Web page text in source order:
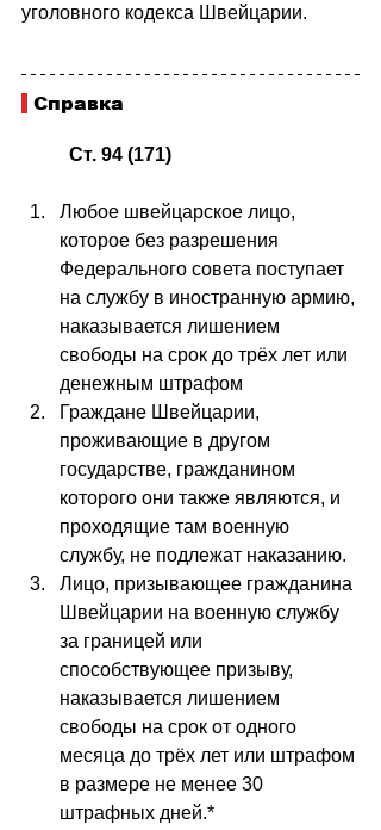
уголовного кодекса Швейцарии.
Справка
Ст. 94 (171)
Любое швейцарское лицо,
которое без разрешения
Федерального совета поступает
на службу в иностранную армию,
наказывается лишением
свободы на срок до трёх лет или
денежным штрафом
Граждане Швейцарии,
проживающие в другом
государстве, гражданином
которого они также являются, и
проходящие там военную
службу, не подлежат наказанию.
Лицо, призывающее гражданина
Швейцарии на военную службу
за границей или
способствующее призыву,
наказывается лишением
свободы на срок от одного
месяца до трёх лет или штрафом
в размере не менее 30
штрафных дней.*